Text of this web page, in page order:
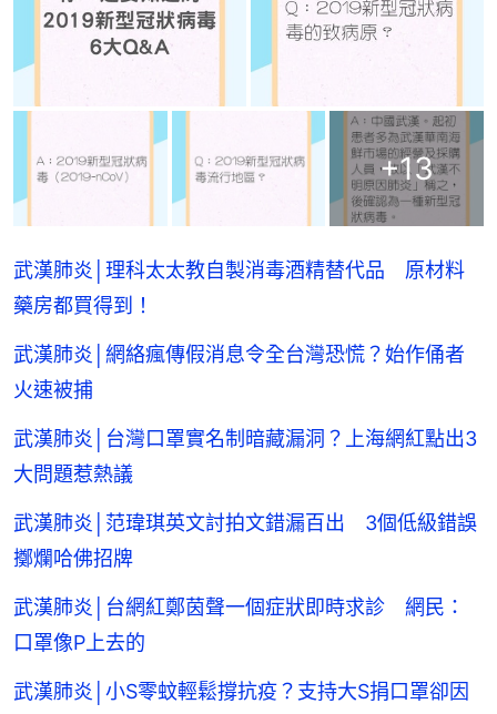
+13
武漢肺炎│理科太太教自製消毒酒精替代品 原材料
藥房都買得到！
武漢肺炎│網絡瘋傳假消息令全台灣恐慌？始作俑者
火速被捕
武漢肺炎│台灣口罩實名制暗藏漏洞？上海網紅點出3
大問題惹熱議
武漢肺炎│范瑋琪英文討拍文錯漏百出 3個低級錯誤
擲爛哈佛招牌
武漢肺炎│台網紅鄭茵聲一個症狀即時求診 網民：
口罩像P上去的
武漢肺炎│小S零蚊輕鬆撐抗疫？支持大S捐口罩卻因